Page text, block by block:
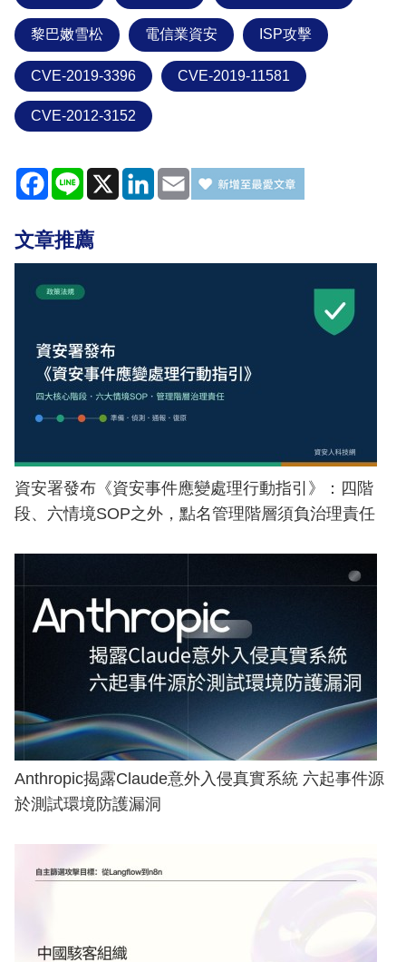
黎巴嫩雪松 電信業資安 ISP攻擊
CVE-2019-3396 CVE-2019-11581
CVE-2012-3152
Facebook
Line X LinkedIn
Email
文章推薦
資安署發布《資安事件應變處理行動指引》：四階
段、六情境SOP之外，點名管理階層須負治理責任
Anthropic揭露Claude意外入侵真實系統 六起事件源
於測試環境防護漏洞